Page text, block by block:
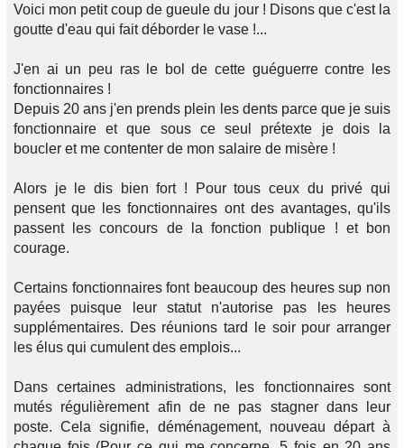
Voici mon petit coup de gueule du jour ! Disons que c'est la
goutte d'eau qui fait déborder le vase !...
J'en ai un peu ras le bol de cette guéguerre contre les
fonctionnaires !
Depuis 20 ans j'en prends plein les dents parce que je suis
fonctionnaire et que sous ce seul prétexte je dois la
boucler et me contenter de mon salaire de misère !
Alors je le dis bien fort ! Pour tous ceux du privé qui
pensent que les fonctionnaires ont des avantages, qu'ils
passent les concours de la fonction publique ! et bon
courage.
Certains fonctionnaires font beaucoup des heures sup non
payées puisque leur statut n'autorise pas les heures
supplémentaires. Des réunions tard le soir pour arranger
les élus qui cumulent des emplois...
Dans certaines administrations, les fonctionnaires sont
mutés régulièrement afin de ne pas stagner dans leur
poste. Cela signifie, déménagement, nouveau départ à